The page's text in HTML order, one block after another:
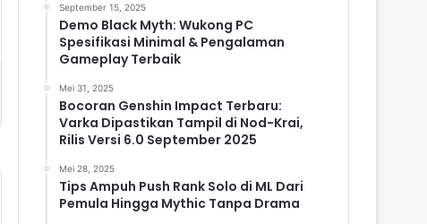
September 15, 2025
Demo Black Myth: Wukong PC
Spesifikasi Minimal & Pengalaman
Gameplay Terbaik
Mei 31, 2025
Bocoran Genshin Impact Terbaru:
Varka Dipastikan Tampil di Nod-Krai,
Rilis Versi 6.0 September 2025
Mei 28, 2025
Tips Ampuh Push Rank Solo di ML Dari
Pemula Hingga Mythic Tanpa Drama